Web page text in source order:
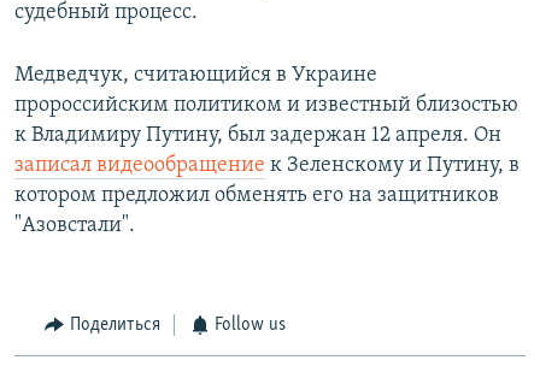
судебный процесс.
Медведчук, считающийся в Украине
пророссийским политиком и известный близостью
к Владимиру Путину, был задержан 12 апреля. Он
записал видеообращение к Зеленскому и Путину, в
котором предложил обменять его на защитников
"Азовстали".
Поделиться Follow us